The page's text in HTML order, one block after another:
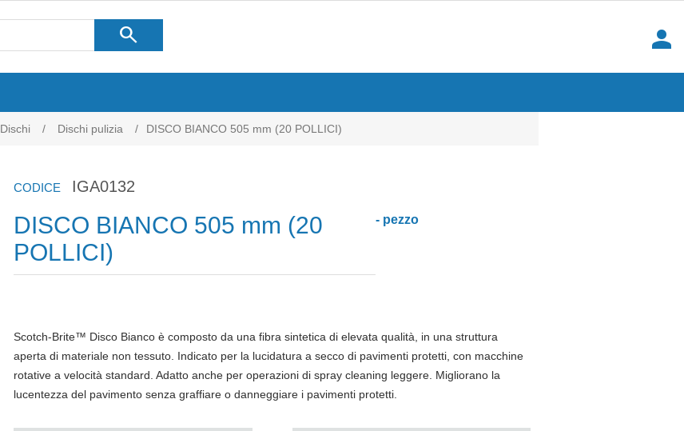
search
person
Dischi / Dischi pulizia / DISCO BIANCO 505 mm (20 POLLICI)
CODICE IGA0132
DISCO BIANCO 505 mm (20
POLLICI)
- pezzo
Scotch-Brite™ Disco Bianco è composto da una fibra sintetica di elevata qualità, in una struttura
aperta di materiale non tessuto. Indicato per la lucidatura a secco di pavimenti protetti, con macchine
rotative a velocità standard. Adatto anche per operazioni di spray cleaning leggere. Migliorano la
lucentezza del pavimento senza graffiare o danneggiare i pavimenti protetti.